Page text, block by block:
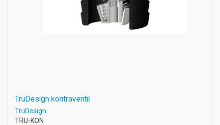
TruDesign kontraventil
TruDesign
TRU-KON